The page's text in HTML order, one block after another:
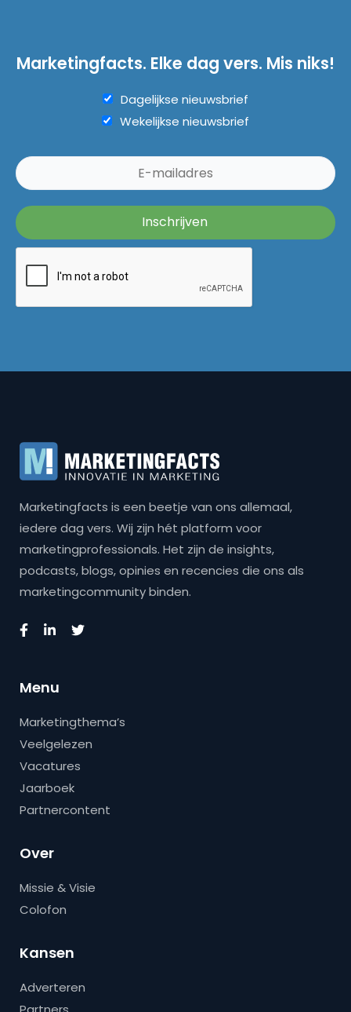
Marketingfacts. Elke dag vers. Mis niks!
Dagelijkse nieuwsbrief
Wekelijkse nieuwsbrief
Marketingfacts is een beetje van ons allemaal,
iedere dag vers. Wij zijn hét platform voor
marketingprofessionals. Het zijn de insights,
podcasts, blogs, opinies en recencies die ons als
marketingcommunity binden.
Menu
Marketingthema’s
Veelgelezen
Vacatures
Jaarboek
Partnercontent
Over
Missie & Visie
Colofon
Kansen
Adverteren